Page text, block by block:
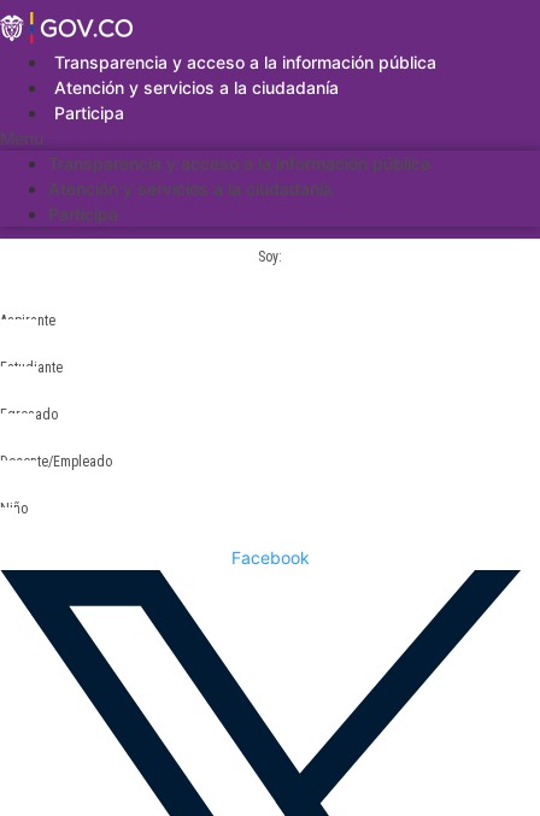
Saltar
al
contenidoTransparencia y acceso a la información pública
Atención y servicios a la ciudadanía
Participa
Menu
Transparencia y acceso a la información pública
Atención y servicios a la ciudadanía
Participa
Soy:
Aspirante
Estudiante
Egresado
Docente/Empleado
Niño
Facebook